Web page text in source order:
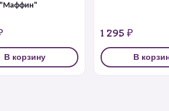
"Маффин"
В корзину
1 295 ₽
В